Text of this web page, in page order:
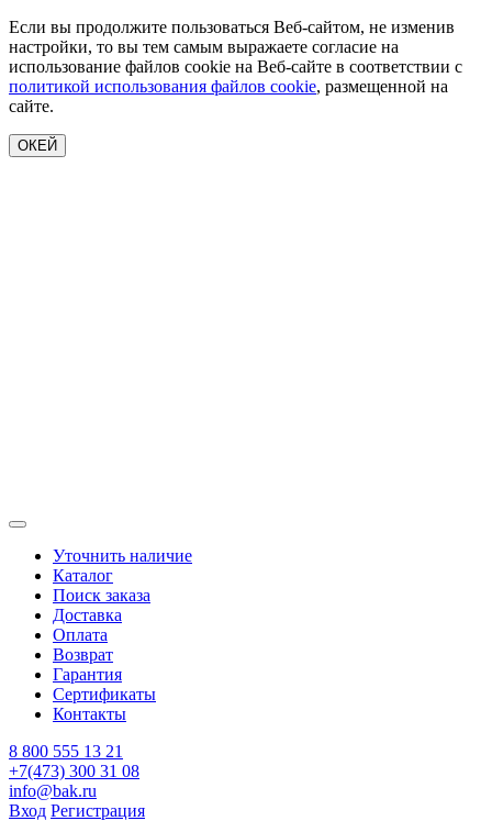
Если вы продолжите пользоваться Веб-сайтом, не изменив
настройки, то вы тем самым выражаете согласие на
использование файлов cookie на Веб-сайте в соответствии с
политикой использования файлов cookie, размещенной на
сайте.
ОКЕЙ
Уточнить наличие
Каталог
Поиск заказа
Доставка
Оплата
Возврат
Гарантия
Сертификаты
Контакты
8 800 555 13 21
+7(473) 300 31 08
info@bak.ru
Вход Регистрация